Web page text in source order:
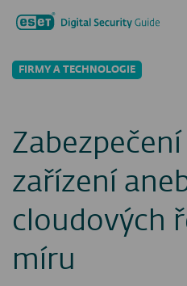
FIRMY A TECHNOLOGIE
zařízení
cloudových
míru